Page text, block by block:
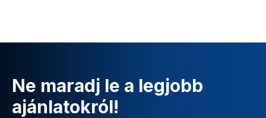
Ne maradj le a legjobb
ajánlatokról!